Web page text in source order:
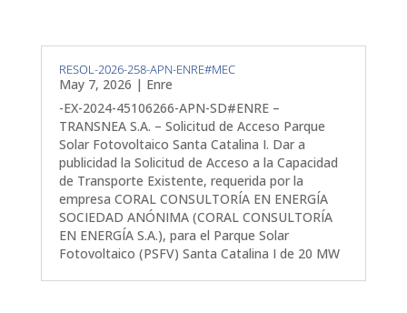
RESOL-2026-258-APN-ENRE#MEC
May 7, 2026 | Enre
-EX-2024-45106266-APN-SD#ENRE –
TRANSNEA S.A. – Solicitud de Acceso Parque
Solar Fotovoltaico Santa Catalina I. Dar a
publicidad la Solicitud de Acceso a la Capacidad
de Transporte Existente, requerida por la
empresa CORAL CONSULTORÍA EN ENERGÍA
SOCIEDAD ANÓNIMA (CORAL CONSULTORÍA
EN ENERGÍA S.A.), para el Parque Solar
Fotovoltaico (PSFV) Santa Catalina I de 20 MW